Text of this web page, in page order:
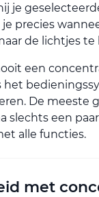
je
precies
de lichtjes te
een
het
De meeste
slechts een
alle functies.
met